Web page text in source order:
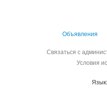
Объявления
Связаться с
Условия
Язык: